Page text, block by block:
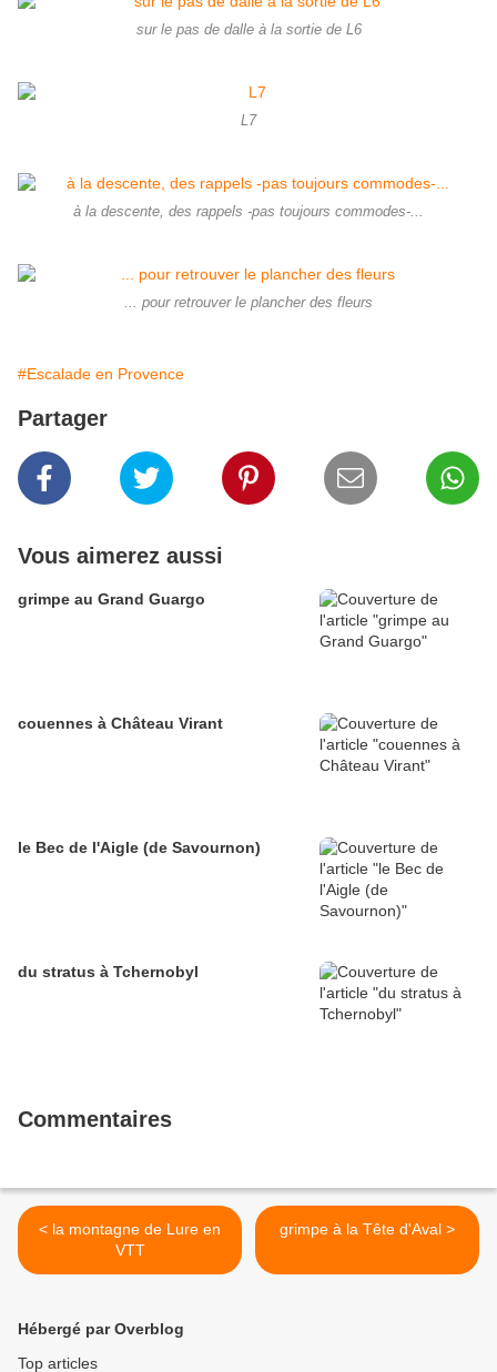
sur le pas de dalle à la sortie de L6
L7
à la descente, des rappels -pas toujours commodes-...
... pour retrouver le plancher des fleurs
#Escalade en Provence
Partager
Vous aimerez aussi
grimpe au Grand Guargo
couennes à Château Virant
le Bec de l'Aigle (de Savournon)
du stratus à Tchernobyl
Commentaires
< la montagne de Lure en
VTT
grimpe à la Tête d'Aval >
Hébergé par Overblog
Top articles